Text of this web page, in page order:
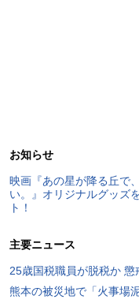
お知らせ
映画『あの星が降る丘で
い。』オリジナルグッズ
ト！
主要ニュース
25歳国税職員が脱税か 懲
熊本の被災地で「火事場